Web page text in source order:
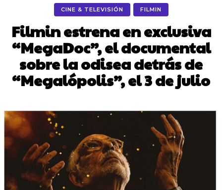
CINE & TELEVISIÓN FILMIN
Filmin estrena en exclusiva
“MegaDoc”, el documental
sobre la odisea detrás de
“Megalópolis”, el 3 de julio